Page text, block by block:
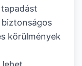
körülmények